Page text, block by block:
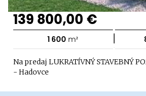
139 800,00 €
1 600 m² |
Na predaj LUKRATÍVNÝ STAVEBNÝ
- Hadovce